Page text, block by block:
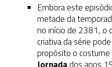
Embora este
metade da
no início de 2381, o
criativa da série
propósito o costume
Jornadados anos